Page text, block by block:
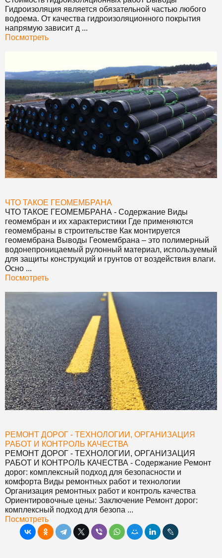
Гидроизоляция является обязательной частью любого
водоема. От качества гидроизоляционного покрытия
напрямую зависит д ...
Посмотреть
ЧТО ТАКОЕ ГЕОМЕМБРАНА
ЧТО ТАКОЕ ГЕОМЕМБРАНА - Содержание Виды
геомембран и их характеристики Где применяются
геомембраны в строительстве Как монтируется
геомембрана Выводы Геомембрана – это полимерный
водонепроницаемый рулонный материал, используемый
для защиты конструкций и грунтов от воздействия влаги.
Осно ...
Посмотреть
РЕМОНТ ДОРОГ - ТЕХНОЛОГИИ, ОРГАНИЗАЦИЯ
РАБОТ И КОНТРОЛЬ КАЧЕСТВА
РЕМОНТ ДОРОГ - ТЕХНОЛОГИИ, ОРГАНИЗАЦИЯ
РАБОТ И КОНТРОЛЬ КАЧЕСТВА - Содержание Ремонт
дорог: комплексный подход для безопасности и
комфорта Виды ремонтных работ и технологии
Организация ремонтных работ и контроль качества
Ориентировочные цены: Заключение Ремонт дорог:
комплексный подход для безопа ...
Посмотреть